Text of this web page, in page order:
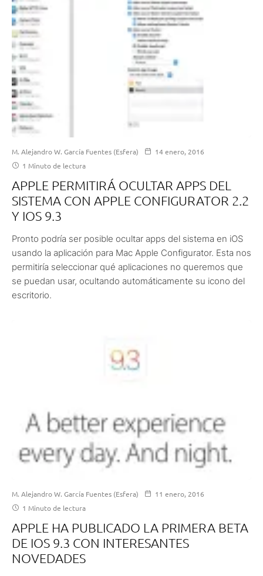
M. Alejandro W. García Fuentes (Esfera)
14 enero, 2016
1 Minuto de lectura
APPLE PERMITIRÁ OCULTAR APPS DEL
SISTEMA CON APPLE CONFIGURATOR 2.2
Y IOS 9.3
Pronto podría ser posible ocultar apps del sistema en iOS
usando la aplicación para Mac Apple Configurator. Esta nos
permitiría seleccionar qué aplicaciones no queremos que
se puedan usar, ocultando automáticamente su icono del
escritorio.
M. Alejandro W. García Fuentes (Esfera)
11 enero, 2016
1 Minuto de lectura
APPLE HA PUBLICADO LA PRIMERA BETA
DE IOS 9.3 CON INTERESANTES
NOVEDADES